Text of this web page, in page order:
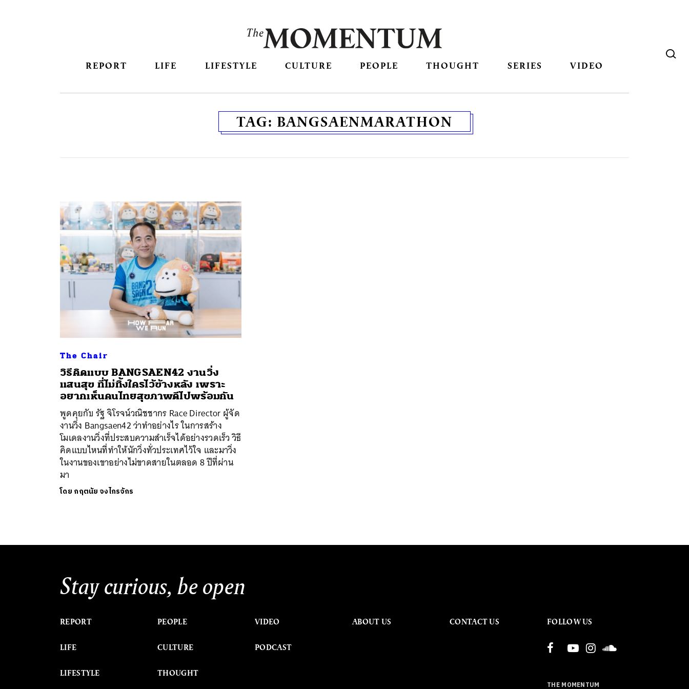
REPORT LIFE LIFESTYLE CULTURE PEOPLE THOUGHT SERIES VIDEO
TAG: BANGSAENMARATHON
The Chair
วิธีคิดแบบ BANGSAEN42 งานวิ่ง
แสนสุข ที่ไม่ทิ้งใครไว้ข้างหลัง เพราะ
อยากเห็นคนไทยสุขภาพดีไปพร้อมกัน
พูดคุยกับ รัฐ จิโรจน์วณิชชากร Race Director ผู้จัด
งานวิ่ง Bangsaen42 ว่าทำอย่างไร ในการสร้าง
โมเดลงานวิ่งที่ประสบความสำเร็จได้อย่างรวดเร็ว วิธี
คิดแบบไหนที่ทำให้นักวิ่งทั่วประเทศไว้ใจ และมาวิ่ง
ในงานของเขาอย่างไม่ขาดสายในตลอด 8 ปีที่ผ่าน
มา
โดย กฤตนัย จงไกรจักร
Stay curious, be open
REPORT
LIFE
LIFESTYLE
PEOPLE
CULTURE
THOUGHT
VIDEO
PODCAST
ABOUT US CONTACT US FOLLOW US
THE MOMENTUM
ค้นหา